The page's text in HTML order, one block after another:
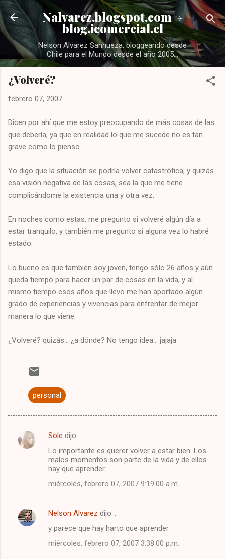
Ir al contenido principal
Nalvarez.blogspot.com ->
blog.icomercial.cl
Nelson Alvarez Sanhueza, bloggeando desde
Chile para el Mundo desde el año 2005...
¿Volveré?
febrero 07, 2007
Dicen por ahí que me estoy preocupando de más cosas de las
que debería, ya que en realidad lo que me sucede no es tan
grave como lo pienso.
Yo digo que la situación se podría volver catastrófica, y quizás
esa visión negativa de las cosas, sea la que me tiene
complicándome la existencia una y otra vez.
En noches como estas, me pregunto si volveré algún día a
estar tranquilo, y también me pregunto si alguna vez lo habré
estado.
Lo bueno es que también soy joven, tengo sólo 26 años y aún
queda tiempo para hacer un par de cosas en la vida, y al
mismo tiempo esos años que llevo me han aportado algún
grado de experiencias y vivencias para enfrentar de mejor
manera lo que viene.
¿Volveré? quizás... ¿a dónde? No tengo idea... jajaja
personal
C
t
a
Sole dijo…
Lo importante es querer volver a estar bien. Los
malos momentos son parte de la vida y de ellos
hay que aprender...
miércoles, febrero 07, 2007 9:19:00 a.m.
Nelson Alvarez dijo…
y parece que hay harto que aprender.
miércoles, febrero 07, 2007 3:38:00 p.m.